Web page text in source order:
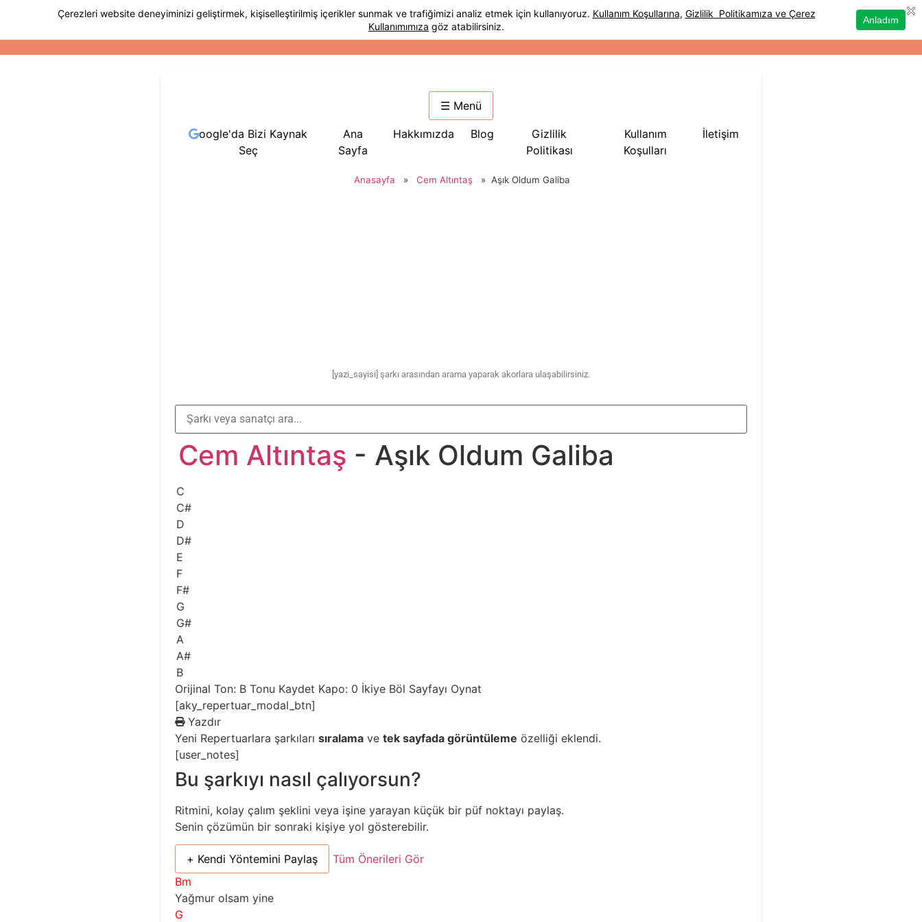
☰ Menü
oogle'da Bizi Kaynak
Seç
Ana
Sayfa
Hakkımızda Blog
Gizlilik
Politikası
Kullanım
Koşulları
İletişim
Anasayfa » Cem Altıntaş » Aşık Oldum Galiba
[yazi_sayisi] şarkı arasından arama yaparak akorlara ulaşabilirsiniz.
Cem Altıntaş - Aşık Oldum Galiba
C
C#
D
D#
E
F
F#
G
G#
A
A#
B
Orijinal Ton: BTonu Kaydet Kapo: 0 İkiye Böl Sayfayı Oynat
[aky_repertuar_modal_btn]
Yazdır
Yeni Repertuarlara şarkılarısıralama vetek sayfada görüntüleme özelliği eklendi.
[user_notes]
Bu şarkıyı nasıl çalıyorsun?
Ritmini, kolay çalım şeklini veya işine yarayan küçük bir püf noktayı paylaş.
Senin çözümün bir sonraki kişiye yol gösterebilir.
+ Kendi Yöntemini Paylaş
Tüm Önerileri Gör
Bm
Yağmur olsam yine
G